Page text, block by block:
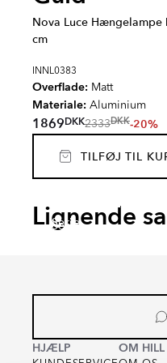
Nova Luce Hængelampe
cm
INNL0383
Overflade: Matt
Materiale: Aluminium
1869DKK2333DKK-20%
TILFØJ TIL
Lignende
Serie
FARNEL
Serie
HJÆLP OM